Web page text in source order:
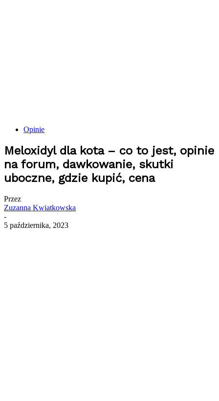
Opinie
Meloxidyl dla kota – co to jest, opinie
na forum, dawkowanie, skutki
uboczne, gdzie kupić, cena
Przez
Zuzanna Kwiatkowska
-
5 października, 2023